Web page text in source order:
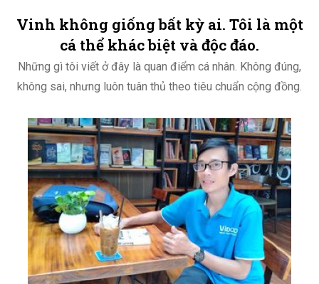
Vinh không giống bất kỳ ai. Tôi là một
cá thể khác biệt và độc đáo.
Những gì tôi viết ở đây là quan điểm cá nhân. Không đúng,
không sai, nhưng luôn tuân thủ theo tiêu chuẩn cộng đồng.